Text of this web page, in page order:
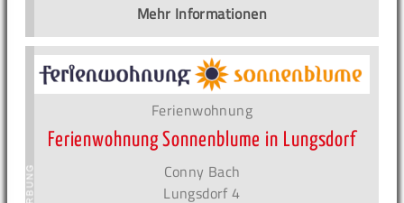
Mehr Informationen
Ferienwohnung
Ferienwohnung Sonnenblume in Lungsdorf
Conny Bach
Lungsdorf 4